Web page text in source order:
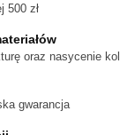
wybrać
stronie
produktu
500 zł
oraz nasycenie
gwarancja